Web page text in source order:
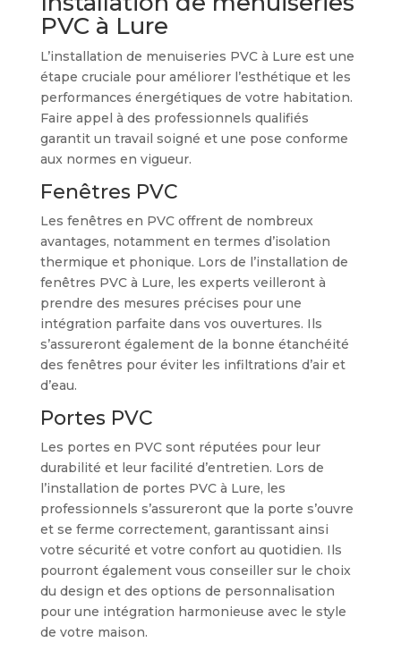
PVC à Lure
L’installation de menuiseries PVC à Lure est une
étape cruciale pour améliorer l’esthétique et les
performances énergétiques de votre habitation.
Faire appel à des professionnels qualifiés
garantit un travail soigné et une pose conforme
aux normes en vigueur.
Fenêtres PVC
Les fenêtres en PVC offrent de nombreux
avantages, notamment en termes d’isolation
thermique et phonique. Lors de l’installation de
fenêtres PVC à Lure, les experts veilleront à
prendre des mesures précises pour une
intégration parfaite dans vos ouvertures. Ils
s’assureront également de la bonne étanchéité
des fenêtres pour éviter les infiltrations d’air et
d’eau.
Portes PVC
Les portes en PVC sont réputées pour leur
durabilité et leur facilité d’entretien. Lors de
l’installation de portes PVC à Lure, les
professionnels s’assureront que la porte s’ouvre
et se ferme correctement, garantissant ainsi
votre sécurité et votre confort au quotidien. Ils
pourront également vous conseiller sur le choix
du design et des options de personnalisation
pour une intégration harmonieuse avec le style
de votre maison.